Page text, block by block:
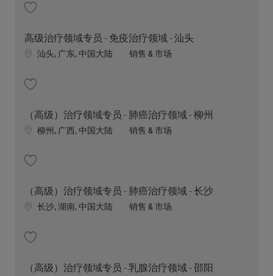
高级治疗领域专员 - 免疫治疗领域 - 汕头
Location
汕头, 广东, 中国大陆 职位类别
销售 & 市场
（高级）治疗领域专员 - 肺癌治疗领域 - 柳州
Location
柳州, 广西, 中国大陆 职位类别
销售 & 市场
（高级）治疗领域专员 - 肺癌治疗领域 - 长沙
Location
长沙, 湖南, 中国大陆 职位类别
销售 & 市场
（高级）治疗领域专员 - 乳腺治疗领域 - 邵阳